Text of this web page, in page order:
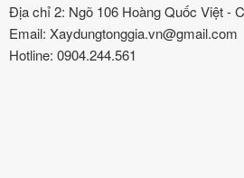
Địa chỉ 2: Ngõ 106 Hoàng Quốc Việt -
Email: Xaydungtonggia.vn@gmail.com
Hotline: 0904.244.561